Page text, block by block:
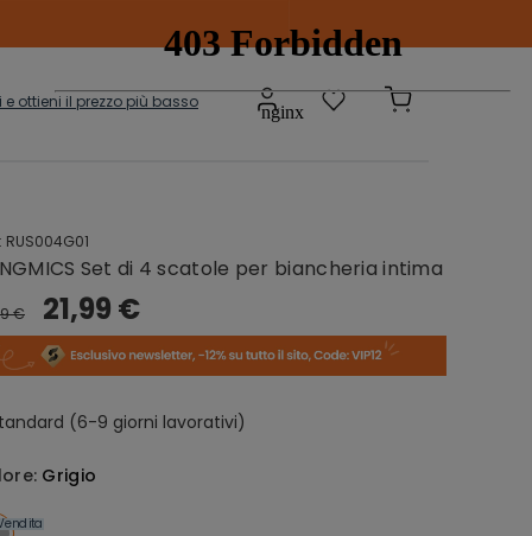
e ottieni il prezzo più basso
Scatole e
Contenitori
Grucce
RUS004G01
Set di 4 scatole per biancheria intima
€ 21,99 €
(6-9 giorni lavorativi)
Grigio